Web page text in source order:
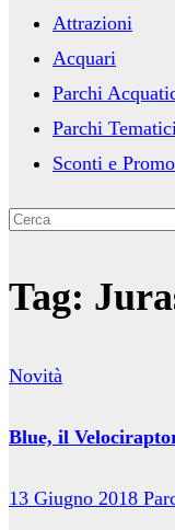
Attrazioni
Acquari
Parchi
Parchi
Sconti e
Tag:
Novità
Blue, il
13 Giugno 2018